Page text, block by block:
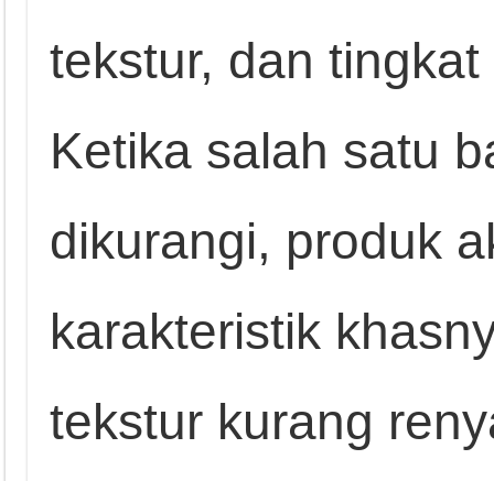
tekstur, dan
Ketika salah satu
dikurangi, produk
karakteristik
tekstur kurang